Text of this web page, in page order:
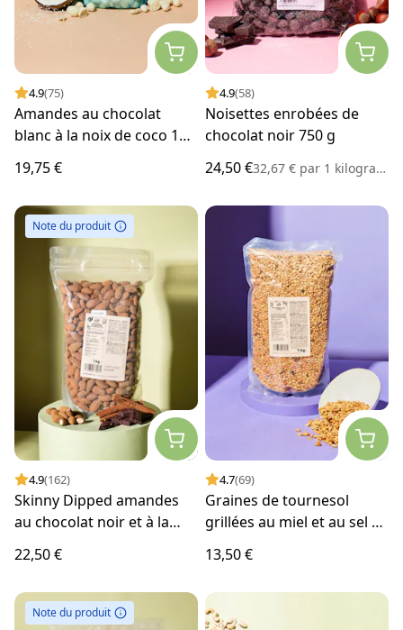
4.9(75)
Amandes au chocolat
blanc à la noix de coco 1
19,75 €
4.9(58)
Noisettes enrobées de
chocolat noir 750 g
24,50 €32,67 € par 1 kilogramme
Note du produit
4.9(162)
Skinny Dipped amandes
au chocolat noir et à la
22,50 €
4.7(69)
Graines de tournesol
grillées au miel et au sel 1
13,50 €
Note du produit